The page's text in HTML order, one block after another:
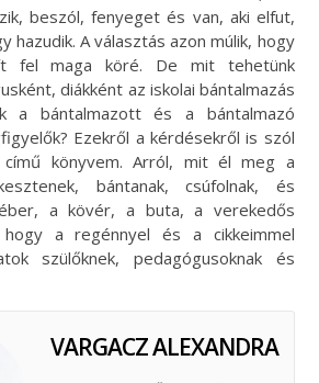
beszól, fenyeget és van, aki elfut,
hazudik. A választás azon múlik, hogy
fel maga köré. De mit tehetünk
diákként az iskolai bántalmazás
a bántalmazott és a bántalmazó
Ezekről a kérdésekről is szól
című könyvem. Arról, mit él meg a
bántanak, csúfolnak, és
a kövér, a buta, a verekedős
hogy a regénnyel és a cikkeimmel
szülőknek, pedagógusoknak és
VARGACZ ALEXANDRA